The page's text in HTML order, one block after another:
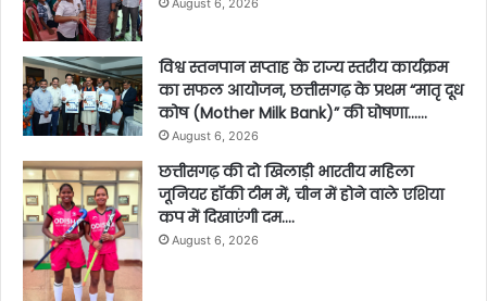
August 6, 2026
विश्व स्तनपान सप्ताह के राज्य स्तरीय कार्यक्रम
का सफल आयोजन, छत्तीसगढ़ के प्रथम “मातृ दूध
कोष (Mother Milk Bank)” की घोषणा……
August 6, 2026
छत्तीसगढ़ की दो खिलाड़ी भारतीय महिला
जूनियर हॉकी टीम में, चीन में होने वाले एशिया
कप में दिखाएंगी दम….
August 6, 2026